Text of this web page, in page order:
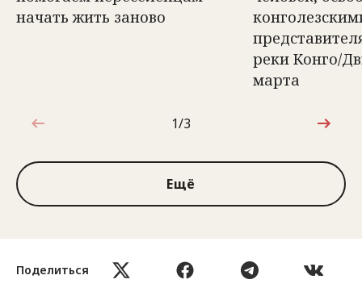
Поделиться
начать жить заново
реки Конго/
марта
1 из 3
1/3
Ещё